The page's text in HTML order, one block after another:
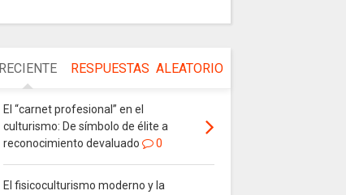
RECIENTE RESPUESTAS ALEATORIO
El “carnet profesional” en el
culturismo: De símbolo de élite a
reconocimiento devaluado
0
El fisicoculturismo moderno y la